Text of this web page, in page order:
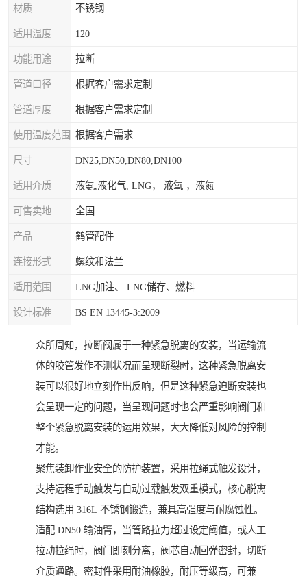
材质 不锈钢
适用温度 120
功能用途 拉断
管道口径 根据客户需求定制
管道厚度 根据客户需求定制
使用温度范围 根据客户需求
尺寸 DN25,DN50,DN80,DN100
适用介质 液氨,液化气, LNG， 液氧 ，液氮
可售卖地 全国
产品 鹤管配件
连接形式 螺纹和法兰
适用范围 LNG加注、 LNG储存、燃料
设计标准 BS EN 13445-3:2009
众所周知，拉断阀属于一种紧急脱离的安装，当运输流
体的胶管发作不测状况而呈现断裂时，这种紧急脱离安
装可以很好地立刻作出反响，但是这种紧急迫断安装也
会呈现一定的问题，当呈现问题时也会严重影响阀门和
整个紧急脱离安装的运用效果，大大降低对风险的控制
才能。
聚焦装卸作业安全的防护装置，采用拉绳式触发设计，
支持远程手动触发与自动过载触发双重模式，核心脱离
结构选用 316L 不锈钢锻造，兼具高强度与耐腐蚀性。
适配 DN50 输油臂，当管路拉力超过设定阈值，或人工
拉动拉绳时，阀门即刻分离，阀芯自动回弹密封，切断
介质通路。密封件采用耐油橡胶，耐压等级高，可兼